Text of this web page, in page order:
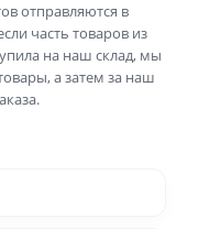
отправляются в
часть товаров из
на наш склад, мы
а затем за наш